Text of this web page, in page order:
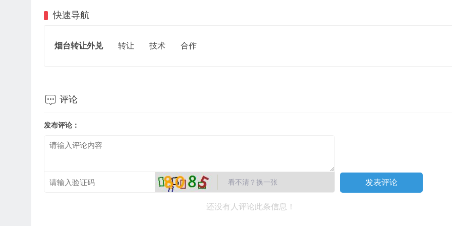
快速导航
烟台转让外兑 转让 技术 合作
 评论
发布评论：
看不清？换一张
还没有人评论此条信息！